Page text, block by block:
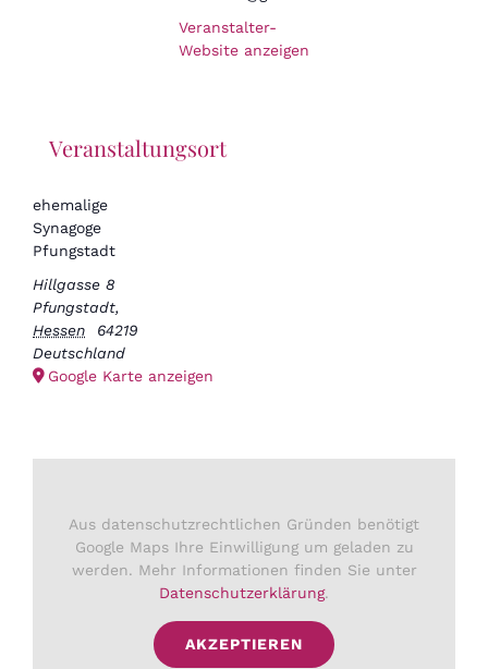
Veranstalter-
Website anzeigen
Veranstaltungsort
ehemalige
Synagoge
Pfungstadt
Hillgasse 8
Pfungstadt,
Hessen
64219
Deutschland
Google Karte anzeigen
Aus datenschutzrechtlichen Gründen benötigt
Google Maps Ihre Einwilligung um geladen zu
werden. Mehr Informationen finden Sie unter
Datenschutzerklärung.
AKZEPTIEREN